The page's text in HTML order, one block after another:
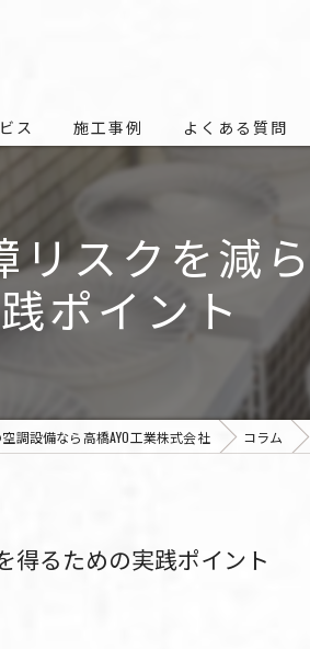
ス 施工事例 よくある質問
スクを減
践ポイント
調設備なら高橋AYO工業株式会社 コラム
得るための実践ポイント